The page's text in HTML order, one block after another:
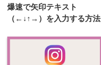
爆速で矢印テキスト
（←↓↑→）を入力する方法